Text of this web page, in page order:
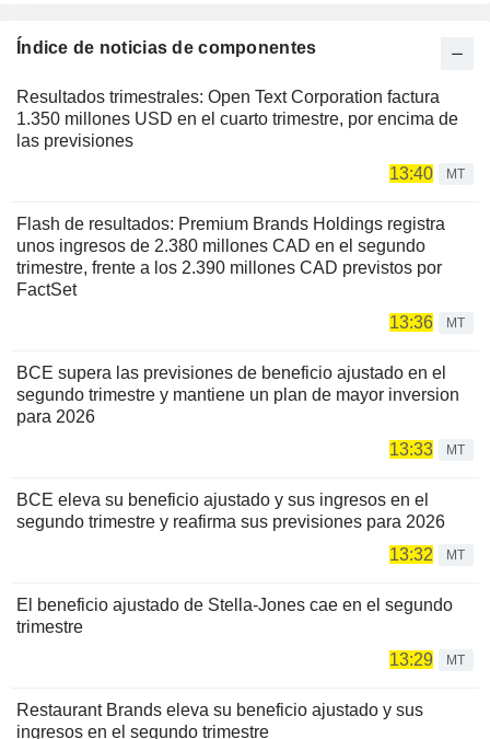
Índice de noticias de componentes
Resultados trimestrales: Open Text Corporation factura
1.350 millones USD en el cuarto trimestre, por encima de
las previsiones
13:40
MT
Flash de resultados: Premium Brands Holdings registra
unos ingresos de 2.380 millones CAD en el segundo
trimestre, frente a los 2.390 millones CAD previstos por
FactSet
13:36
MT
BCE supera las previsiones de beneficio ajustado en el
segundo trimestre y mantiene un plan de mayor inversion
para 2026
13:33
MT
BCE eleva su beneficio ajustado y sus ingresos en el
segundo trimestre y reafirma sus previsiones para 2026
13:32
MT
El beneficio ajustado de Stella-Jones cae en el segundo
trimestre
13:29
MT
Restaurant Brands eleva su beneficio ajustado y sus
ingresos en el segundo trimestre